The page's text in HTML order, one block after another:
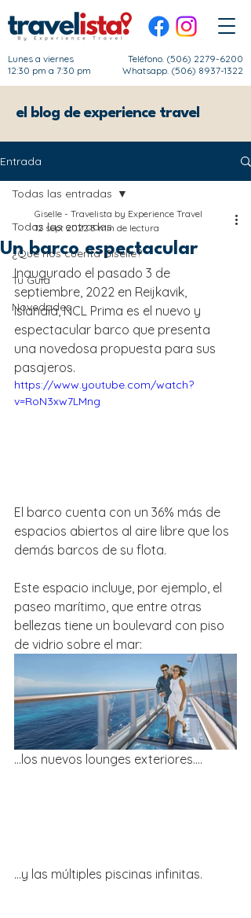
Lunes a viernes
12:30 pm a 7:30 pm
Teléfono. (506) 2279-6200
Whatsapp. (506) 8937-1322
el blog de experience travel
Entrada
Todas las entradas
¿Qué nos cuenta Giselle?
Tu Guía
Novedades
Todas las entradas
Un barco espectacular
Giselle - Travelista by Experience Travel
12 sept 20223 min de lectura
Inaugurado el pasado 3 de
septiembre, 2022 en Reijkavik,
Islandia, NCL Prima es el nuevo y
espectacular barco que presenta
una novedosa propuesta para sus
pasajeros.
https://www.youtube.com/watch?
v=RoN3xw7LMng
El barco cuenta con un 36% más de
espacios abiertos al aire libre que los
demás barcos de su flota.
Este espacio incluye, por ejemplo, el
paseo marítimo, que entre otras
bellezas tiene un boulevard con piso
de vidrio sobre el mar:
...los nuevos lounges exteriores....
...y las múltiples piscinas infinitas.